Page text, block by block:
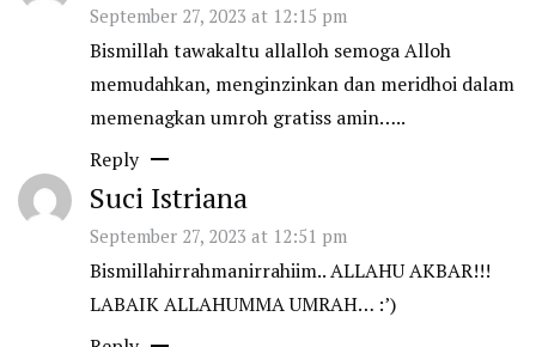
September 27, 2023 at 12:15 pm
Bismillah tawakaltu allalloh semoga Alloh
memudahkan, menginzinkan dan meridhoi dalam
memenagkan umroh gratiss amin…..
Reply
Suci Istriana
September 27, 2023 at 12:51 pm
Bismillahirrahmanirrahiim.. ALLAHU AKBAR!!!
LABAIK ALLAHUMMA UMRAH… :’)